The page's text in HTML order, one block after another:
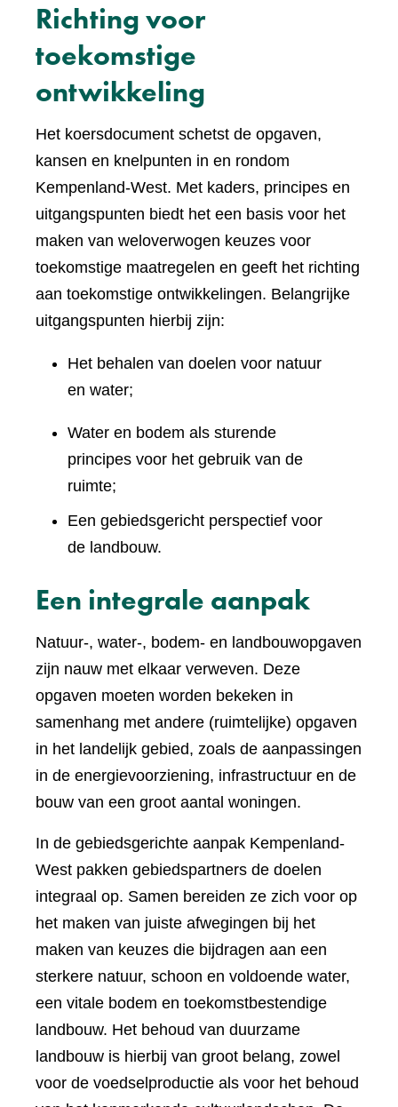
Richting voor
toekomstige
ontwikkeling
Het koersdocument schetst de opgaven,
kansen en knelpunten in en rondom
Kempenland-West. Met kaders, principes en
uitgangspunten biedt het een basis voor het
maken van weloverwogen keuzes voor
toekomstige maatregelen en geeft het richting
aan toekomstige ontwikkelingen. Belangrijke
uitgangspunten hierbij zijn:
Het behalen van doelen voor natuur
en water;
Water en bodem als sturende
principes voor het gebruik van de
ruimte;
Een gebiedsgericht perspectief voor
de landbouw.
Een integrale aanpak
Natuur-, water-, bodem- en landbouwopgaven
zijn nauw met elkaar verweven. Deze
opgaven moeten worden bekeken in
samenhang met andere (ruimtelijke) opgaven
in het landelijk gebied, zoals de aanpassingen
in de energievoorziening, infrastructuur en de
bouw van een groot aantal woningen.
In de gebiedsgerichte aanpak Kempenland-
West pakken gebiedspartners de doelen
integraal op. Samen bereiden ze zich voor op
het maken van juiste afwegingen bij het
maken van keuzes die bijdragen aan een
sterkere natuur, schoon en voldoende water,
een vitale bodem en toekomstbestendige
landbouw. Het behoud van duurzame
landbouw is hierbij van groot belang, zowel
voor de voedselproductie als voor het behoud